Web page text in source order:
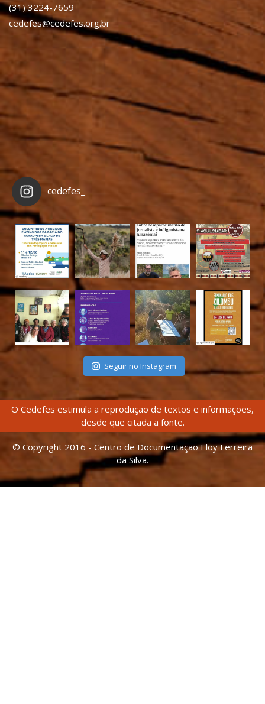
(31) 3224-7659
cedefes@cedefes.org.br
cedefes_
Seguir no Instagram
O Cedefes estimula a reprodução de textos e informações,
desde que citada a fonte.
© Copyright 2016 - Centro de Documentação Eloy Ferreira
da Silva.